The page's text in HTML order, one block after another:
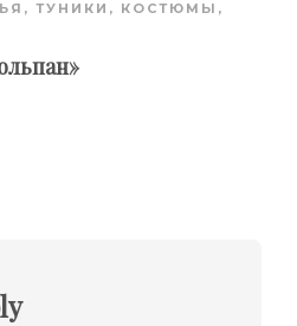
ТУНИКИ, КОСТЮМЫ ,